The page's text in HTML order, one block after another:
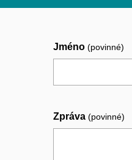
Jméno (povinné)
Zpráva (povinné)